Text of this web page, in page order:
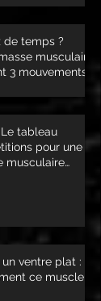
de temps ?
musculaire
3 mouvements
tableau
pour une
musculaire
ventre plat :
ce muscle !